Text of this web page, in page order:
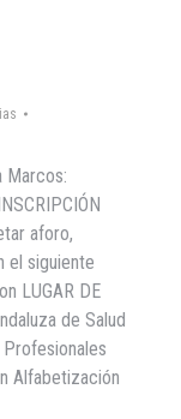
Marcos:
aforo,
el siguiente
LUGAR DE
de Salud
Alfabetización